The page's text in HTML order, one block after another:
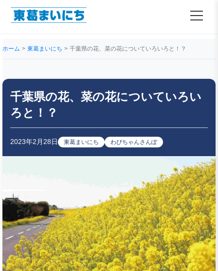
ホーム 東葛まいにち 千葉県の花、菜の花についていろいろと！？
千葉県の花、菜の花についていろい
ろと！？
2023年2月28日 東葛まいにち わぴちゃんさんぽ